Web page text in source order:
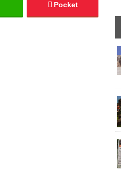
Pocket